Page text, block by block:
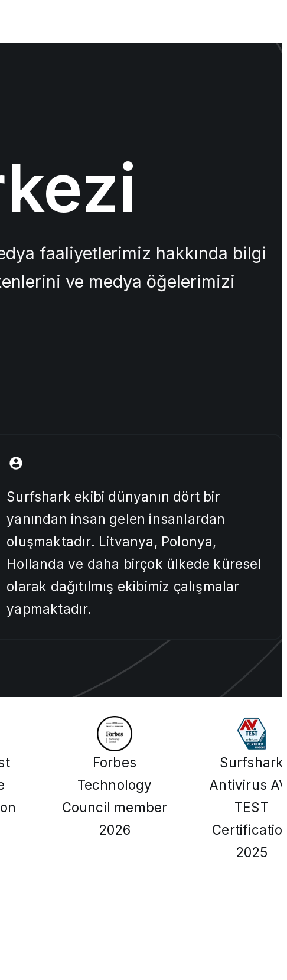
faaliyetlerimiz hakkında bilgi
ve medya öğelerimizi
Surfshark ekibi dünyanın dört bir
yanından insan gelen insanlardan
oluşmaktadır. Litvanya, Polonya,
Hollanda ve daha birçok ülkede küresel
olarak dağıtılmış ekibimiz çalışmalar
yapmaktadır.
Forbes
Technology
Council member
2026
Surfshark
Antivirus
TEST
2025